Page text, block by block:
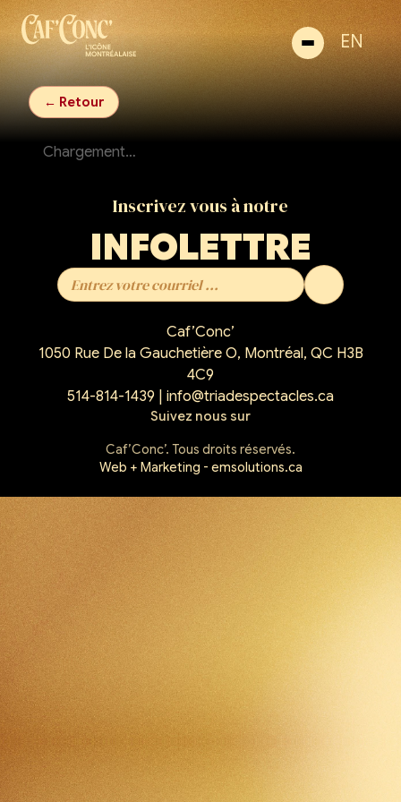
EN
← Retour
Chargement…
Inscrivez vous à notre
INFOLETTRE
Caf’Conc’
1050 Rue De la Gauchetière O, Montréal, QC H3B
4C9
514-814-1439
info@triadespectacles.ca
Suivez nous sur
Caf’Conc’. Tous droits réservés.
Web + Marketing - emsolutions.ca